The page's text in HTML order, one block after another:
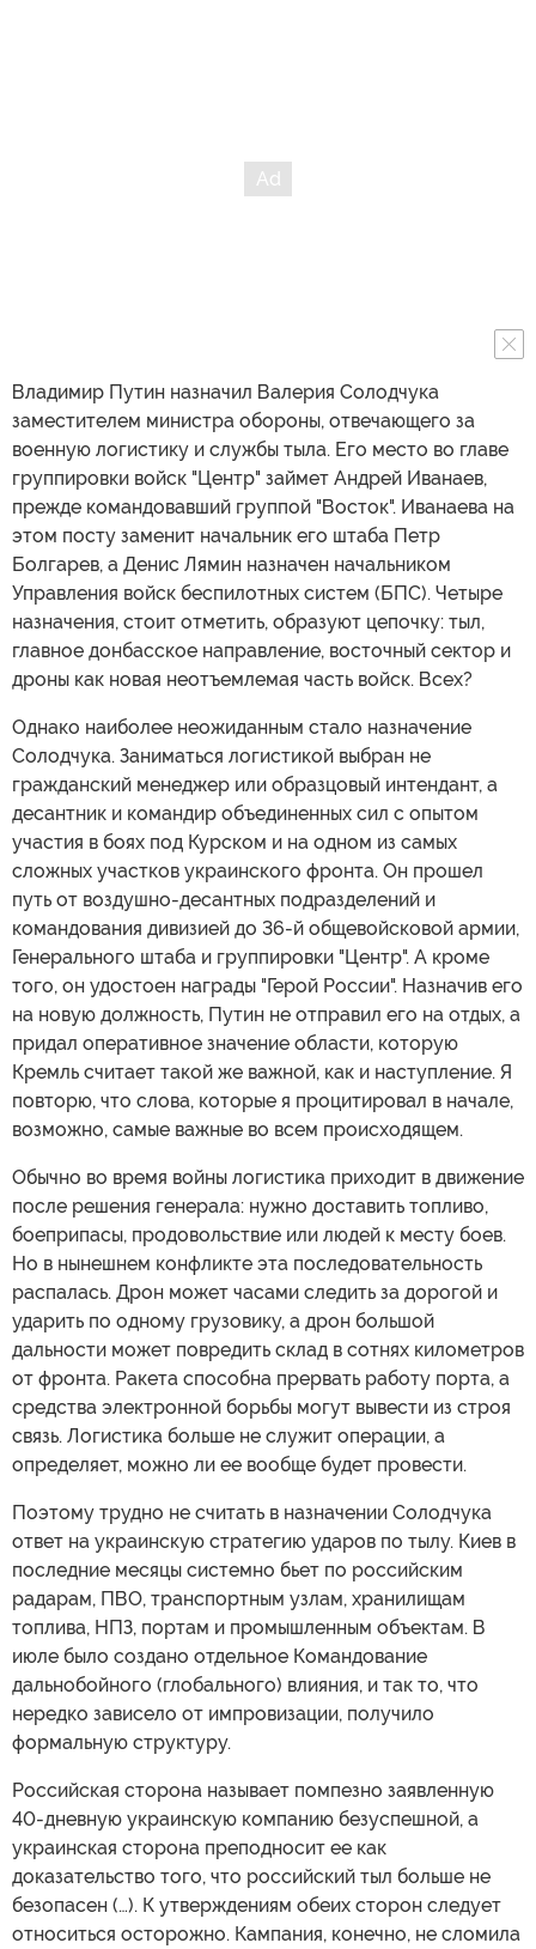
Владимир Путин назначил Валерия Солодчука
заместителем министра обороны, отвечающего за
военную логистику и службы тыла. Его место во главе
группировки войск "Центр" займет Андрей Иванаев,
прежде командовавший группой "Восток". Иванаева на
этом посту заменит начальник его штаба Петр
Болгарев, а Денис Лямин назначен начальником
Управления войск беспилотных систем (БПС). Четыре
назначения, стоит отметить, образуют цепочку: тыл,
главное донбасское направление, восточный сектор и
дроны как новая неотъемлемая часть войск. Всех?
Однако наиболее неожиданным стало назначение
Солодчука. Заниматься логистикой выбран не
гражданский менеджер или образцовый интендант, а
десантник и командир объединенных сил с опытом
участия в боях под Курском и на одном из самых
сложных участков украинского фронта. Он прошел
путь от воздушно-десантных подразделений и
командования дивизией до 36-й общевойсковой армии,
Генерального штаба и группировки "Центр". А кроме
того, он удостоен награды "Герой России". Назначив его
на новую должность, Путин не отправил его на отдых, а
придал оперативное значение области, которую
Кремль считает такой же важной, как и наступление. Я
повторю, что слова, которые я процитировал в начале,
возможно, самые важные во всем происходящем.
Обычно во время войны логистика приходит в движение
после решения генерала: нужно доставить топливо,
боеприпасы, продовольствие или людей к месту боев.
Но в нынешнем конфликте эта последовательность
распалась. Дрон может часами следить за дорогой и
ударить по одному грузовику, а дрон большой
дальности может повредить склад в сотнях километров
от фронта. Ракета способна прервать работу порта, а
средства электронной борьбы могут вывести из строя
связь. Логистика больше не служит операции, а
определяет, можно ли ее вообще будет провести.
Поэтому трудно не считать в назначении Солодчука
ответ на украинскую стратегию ударов по тылу. Киев в
последние месяцы системно бьет по российским
радарам, ПВО, транспортным узлам, хранилищам
топлива, НПЗ, портам и промышленным объектам. В
июле было создано отдельное Командование
дальнобойного (глобального) влияния, и так то, что
нередко зависело от импровизации, получило
формальную структуру.
Российская сторона называет помпезно заявленную
40-дневную украинскую компанию безуспешной, а
украинская сторона преподносит ее как
доказательство того, что российский тыл больше не
безопасен (…). К утверждениям обеих сторон следует
относиться осторожно. Кампания, конечно, не сломила